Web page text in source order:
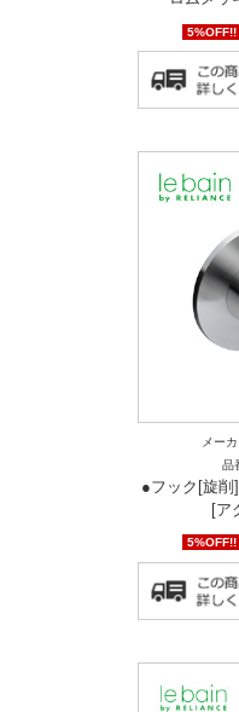
5%OFF!!
メーカ
品
●フック[旋削
[ア
5%OFF!!